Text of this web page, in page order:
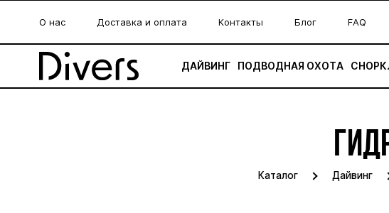
О нас Доставка и оплата Контакты Блог FAQ
ДАЙВИНГ ПОДВОДНАЯ ОХОТА
Каталог Дайвинг